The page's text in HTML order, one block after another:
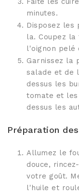
minutes.
Disposez les
la. Coupez
l'oignon pelé
Garnissez la
salade et de
dessus les
tomate et les
dessus les
Préparation
Allumez le
douce,
votre goût.
l'huile et